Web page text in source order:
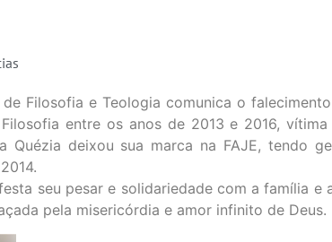
Filosofia e Teologia comunica o
entre os anos de 2013 e 2016,
Quézia deixou sua marca na FAJE, tendo
seu pesar e solidariedade com a família e
pela misericórdia e amor infinito de Deus.